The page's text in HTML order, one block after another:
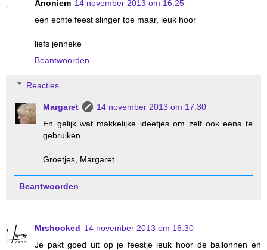
Anoniem 14 november 2013 om 16:25
een echte feest slinger toe maar, leuk hoor
liefs jenneke
Beantwoorden
Reacties
Margaret
14 november 2013 om 17:30
En gelijk wat makkelijke ideetjes om zelf ook eens te
gebruiken.
Groetjes, Margaret
Beantwoorden
Mrshooked 14 november 2013 om 16:30
Je pakt goed uit op je feestje leuk hoor de ballonnen en